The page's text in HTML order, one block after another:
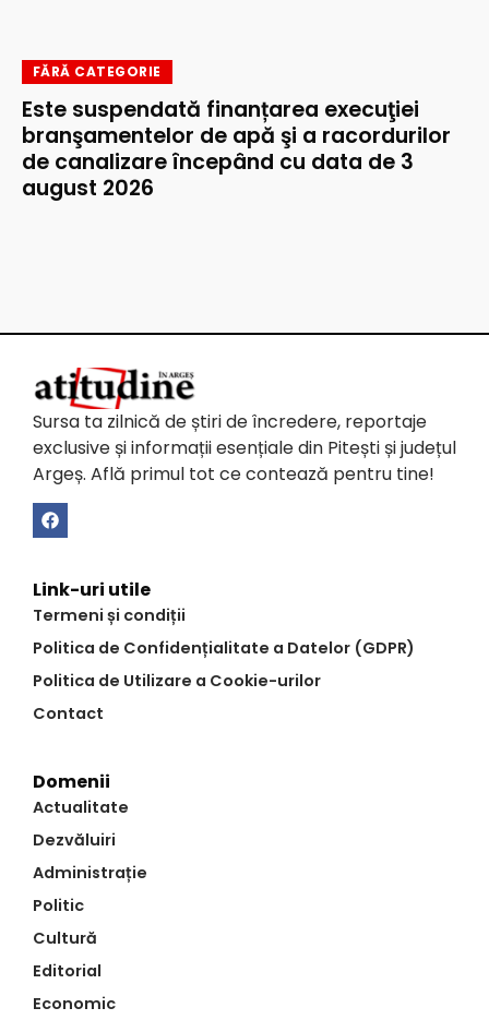
FĂRĂ CATEGORIE
Este suspendată finanțarea execuţiei
branşamentelor de apă şi a racordurilor
de canalizare începând cu data de 3
august 2026
Sursa ta zilnică de știri de încredere, reportaje
exclusive și informații esențiale din Pitești și județul
Argeș. Află primul tot ce contează pentru tine!
Link-uri utile
Termeni și condiții
Politica de Confidențialitate a Datelor (GDPR)
Politica de Utilizare a Cookie-urilor
Contact
Domenii
Actualitate
Dezvăluiri
Administrație
Politic
Cultură
Editorial
Economic